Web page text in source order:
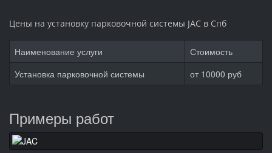
Цены на установку парковочной системы JAC в Спб
Наименование услуги
Стоимость
Установка парковочной системы
от 10000 руб
Примеры работ